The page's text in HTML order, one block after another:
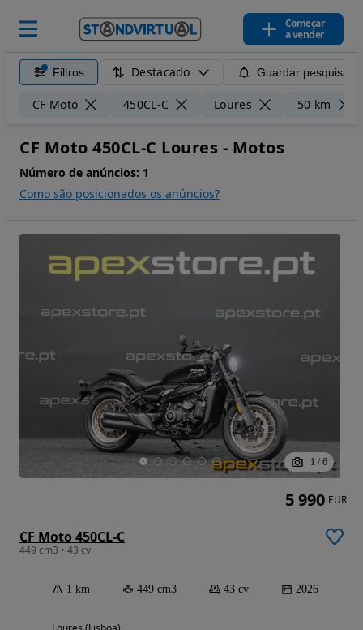
Começar
a vender
Filtros Destacado Guardar pesquisa
CF Moto 450CL-C Loures 50 km
CF Moto 450CL-C Loures - Motos
Número de anúncios: 1
Como são posicionados os anúncios?
1 / 6
CF Moto 450CL-C
449 cm3 • 43 cv
1 km 449 cm3 43 cv 2026
5 990 EUR